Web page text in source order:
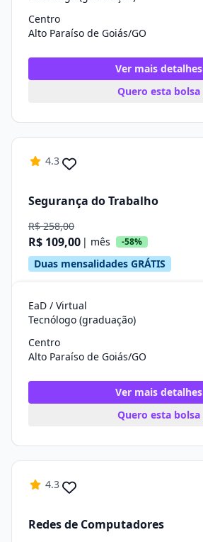
Centro
Alto Paraíso de Goiás/GO
Ver mais detalhes
Quero esta bolsa
4.3
Segurança do Trabalho
R$ 258,00
R$ 109,00 | mês -58%
Duas mensalidades GRÁTIS
EaD / Virtual
Tecnólogo (graduação)
Centro
Alto Paraíso de Goiás/GO
Ver mais detalhes
Quero esta bolsa
4.3
Redes de Computadores